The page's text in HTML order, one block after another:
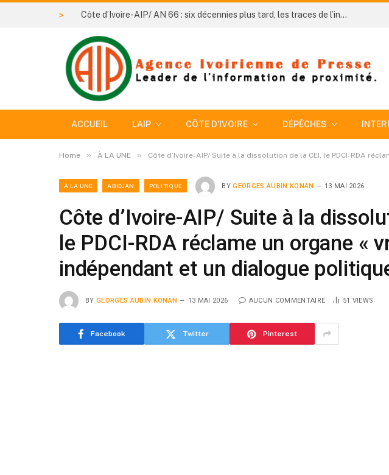
> Côte d’Ivoire-AIP/ AN 66 : six décennies plus tard, les traces de l’indépendance tournante de 1969 à Man interrogent
ACCUEIL L’AIP CÔTE D’IVOIRE DÉPÊCHES
Home » À LA UNE » Côte d’Ivoire-AIP/ Suite à la dissolution de la CEI, le PDCI-RDA
À LA UNE ABIDJAN POLITIQUE BY GEORGES AUBIN KONAN 13 MAI 2026
Côte d’Ivoire-AIP/ Suite à la
le PDCI-RDA réclame un organe «
indépendant et un dialogue
BY GEORGES AUBIN KONAN 13 MAI 2026 AUCUN COMMENTAIRE 51 VIEWS
Facebook Twitter Pinterest